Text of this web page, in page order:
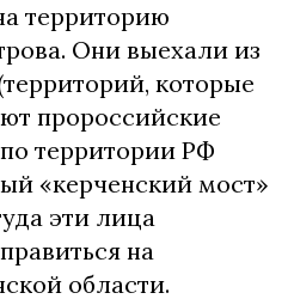
территорию
Они выехали из
которые
пророссийские
территории РФ
«керченский мост»
эти лица
на
области.